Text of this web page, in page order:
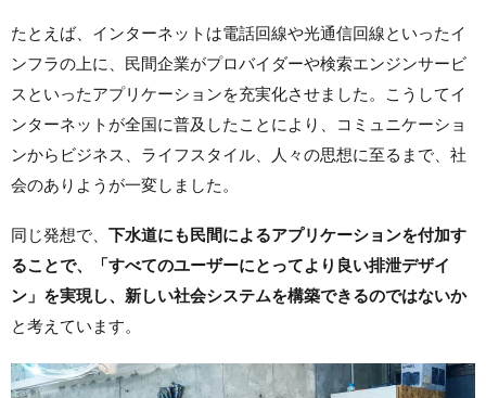
たとえば、インターネットは電話回線や光通信回線といったイ
ンフラの上に、民間企業がプロバイダーや検索エンジンサービ
スといったアプリケーションを充実化させました。こうしてイ
ンターネットが全国に普及したことにより、コミュニケーショ
ンからビジネス、ライフスタイル、人々の思想に至るまで、社
会のありようが一変しました。
同じ発想で、 下水道にも民間によるアプリケーションを付加す
ることで、「すべてのユーザーにとってより良い排泄デザイ
ン」を実現し、新しい社会システムを構築できるのではないか
と考えています。